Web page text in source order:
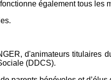
également tous les
d'animateurs titulaires
(DDCS).